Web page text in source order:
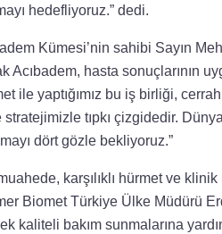
hedefliyoruz.” dedi.
Kümesi’nin sahibi Sayın
Acıbadem, hasta sonuçlarının
ile yaptığımız bu iş birliği,
stratejimizle tıpkı çizgidedir.
dört gözle bekliyoruz.”
karşılıklı hürmet ve
Biomet Türkiye Ülke Müdürü
kaliteli bakım sunmalarına